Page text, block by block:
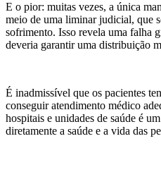
E o pior: muitas vezes, a única
meio de uma liminar judicial, que
sofrimento. Isso revela uma falha
deveria garantir uma distribuição
É inadmissível que os pacientes
conseguir atendimento médico
hospitais e unidades de saúde é
diretamente a saúde e a vida das